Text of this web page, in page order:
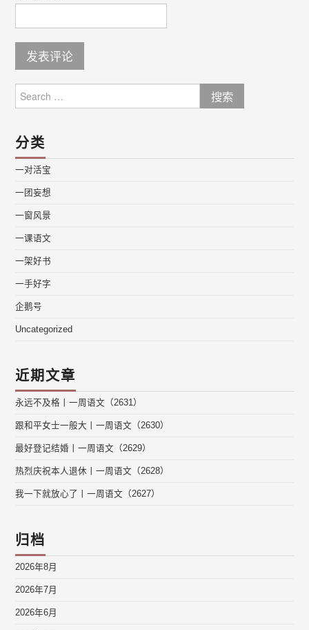
for:
分类
一对活宝
一团妄想
一窗风景
一课语文
一架好书
一手好字
企鹅号
Uncategorized
近期文章
永远不及格丨一周语文（2631）
跟和平女士一般大丨一周语文（2630）
最好登记结婚丨一周语文（2629）
热烈庆祝本人退休丨一周语文（2628）
我一下就放心了丨一周语文（2627）
归档
2026年8月
2026年7月
2026年6月